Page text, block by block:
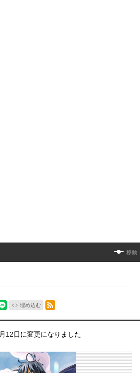
移動
埋め込む
RSSフィード
12日に変更になりました